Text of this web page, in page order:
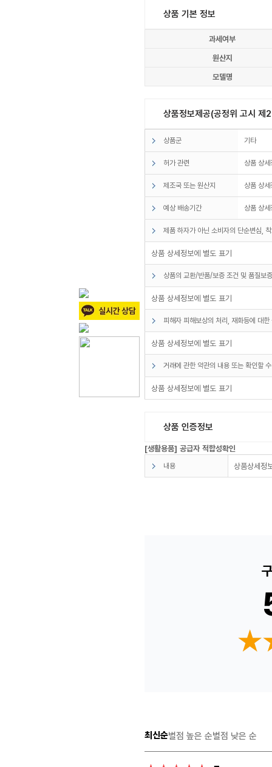
상품 기본 정보
과세여부
원산지
모델명
상품정보제공(공정위 고시
상품군 기타
허가 관련 상품 상
제조국 또는 원산지 상품 상
예상 배송기간 상품 상
제품 하자가 아닌 소비자의 단순변심,
상품 상세정보에 별도 표기
상품의 교환/반품/보증 조건 및 품질보
상품 상세정보에 별도 표기
피해자 피해보상의 처리, 재화등에 대
상품 상세정보에 별도 표기
거래에 관한 약관의 내용 또는 확인할
상품 상세정보에 별도 표기
상품 인증정보
[생활용품] 공급자 적합성확인
내용 상품상세정
최신순별점 높은 순별점 낮은 순